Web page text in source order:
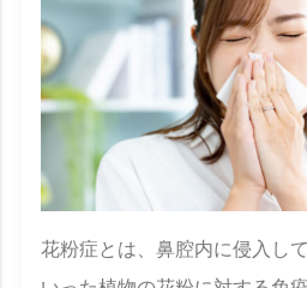
花粉症とは、鼻腔内に侵入し